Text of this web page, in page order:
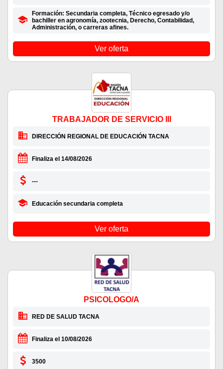
Formación: Secundaria completa, Técnico egresado y/o
bachiller en agronomía, zootecnia, Derecho, Contabilidad,
Administración, o carreras afines.
Ver oferta
TRABAJADOR DE SERVICIO III
DIRECCIÓN REGIONAL DE EDUCACIÓN TACNA
Finaliza el 14/08/2026
---
Educación secundaria completa
Ver oferta
PSICOLOGO/A
RED DE SALUD TACNA
Finaliza el 10/08/2026
3500